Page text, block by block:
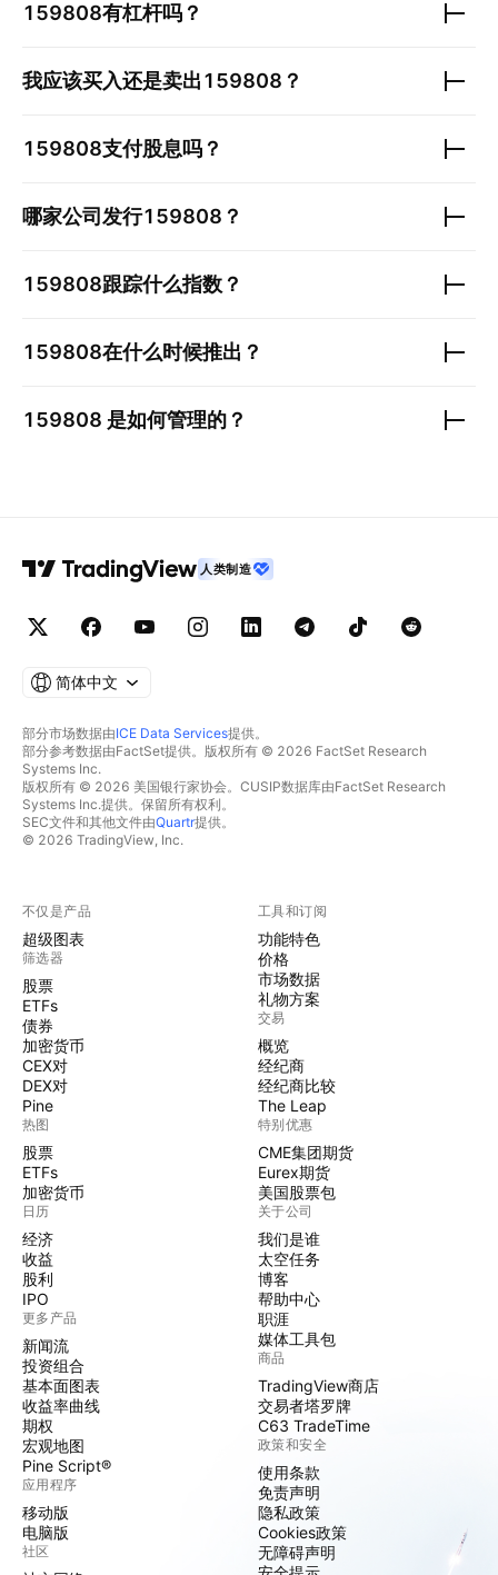
159808有杠杆吗？
我应该买入还是卖出159808 ？
159808支付股息吗？
哪家公司发行159808 ？
159808跟踪什么指数？
159808在什么时候推出？
159808 是如何管理的？
人类制造
简体中文
部分市场数据由ICE Data Services提供。
部分参考数据由FactSet提供。版权所有 © 2026 FactSet Research
Systems Inc.
版权所有 © 2026 美国银行家协会。CUSIP数据库由FactSet Research
Systems Inc.提供。保留所有权利。
SEC文件和其他文件由Quartr提供。
© 2026 TradingView, Inc.
不仅是产品
超级图表
筛选器
股票
ETFs
债券
加密货币
CEX对
DEX对
Pine
热图
股票
ETFs
加密货币
日历
经济
收益
股利
IPO
更多产品
新闻流
投资组合
基本面图表
收益率曲线
期权
宏观地图
Pine Script®
应用程序
移动版
电脑版
社区
工具和订阅
功能特色
价格
市场数据
礼物方案
交易
概览
经纪商
经纪商比较
The Leap
特别优惠
CME集团期货
Eurex期货
美国股票包
关于公司
我们是谁
太空任务
博客
帮助中心
职涯
媒体工具包
商品
TradingView商店
交易者塔罗牌
C63 TradeTime
政策和安全
使用条款
免责声明
隐私政策
Cookies政策
无障碍声明